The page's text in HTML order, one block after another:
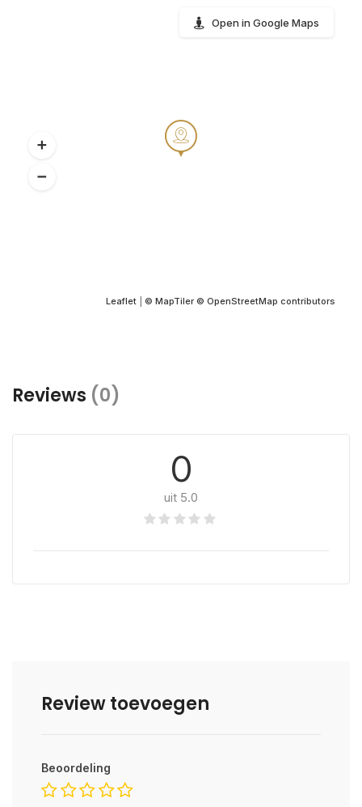
Leaflet © MapTiler © OpenStreetMap contributors
Open in Google Maps
Reviews (0)
0
uit 5.0
Review toevoegen
Beoordeling